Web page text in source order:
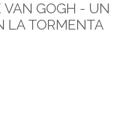
VAN GOGH - UN
LA TORMENTA